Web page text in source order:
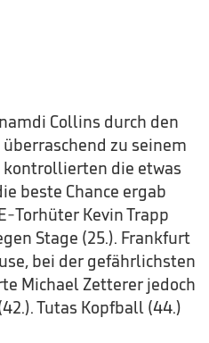
Collins durch den
zu seinem
die etwas
beste Chance ergab
Torhüter Kevin Trapp
Stage (25.). Frankfurt
bei der gefährlichsten
Michael Zetterer jedoch
Tutas Kopfball (44.)